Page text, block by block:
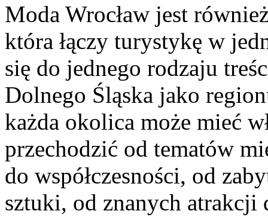
Moda Wrocław jest
która łączy turystykę w
się do jednego rodzaju
Dolnego Śląska jako
każda okolica może mieć
przechodzić od tematów
do współczesności, od
sztuki, od znanych